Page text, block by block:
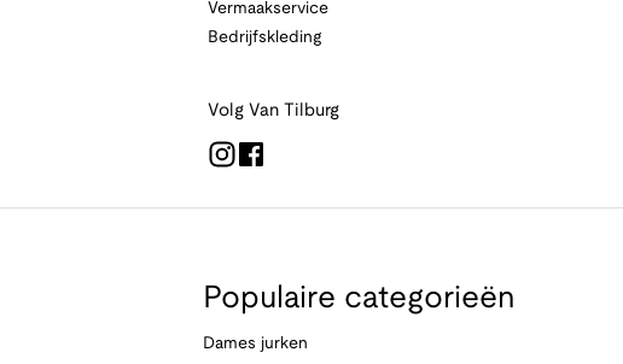
Vermaakservice
Bedrijfskleding
Volg Van Tilburg
Populaire categorieën
Dames jurken